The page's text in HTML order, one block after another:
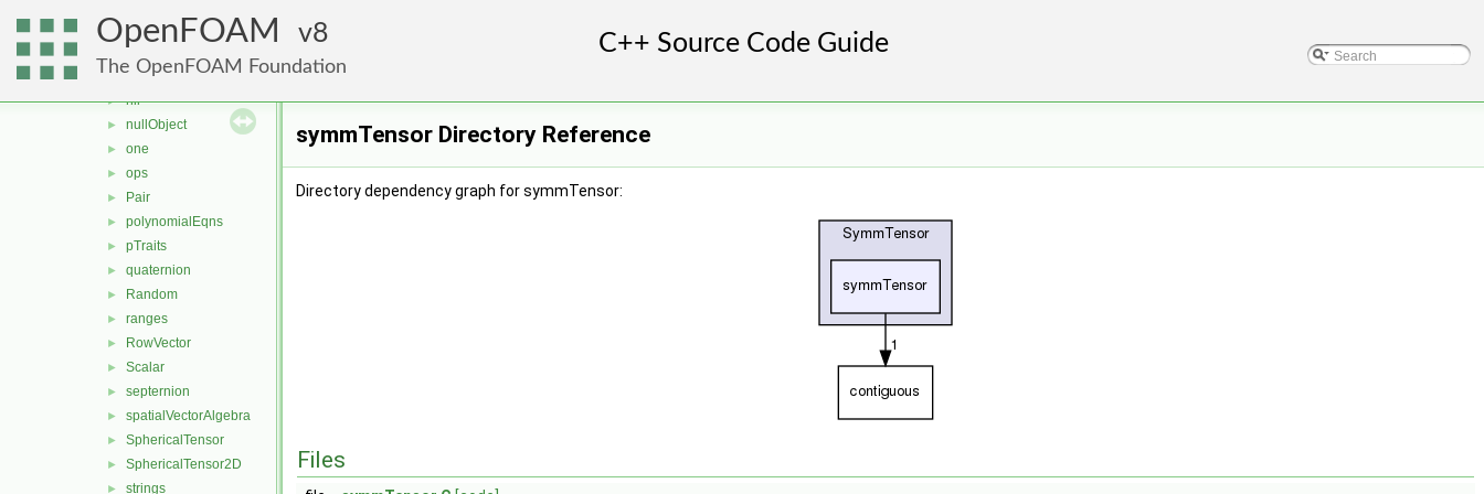
OpenFOAM 8
The OpenFOAM Foundation
► hashes
ints
► MatrixSpace
► nil
► nullObject
► one
► ops
► Pair
► polynomialEqns
► pTraits
► quaternion
► Random
► ranges
► RowVector
► Scalar
► septernion
► spatialVectorAlgebra
► SphericalTensor
► SphericalTensor2D
► strings
symmTensor Directory Reference
Directory dependency graph for symmTensor:
Files